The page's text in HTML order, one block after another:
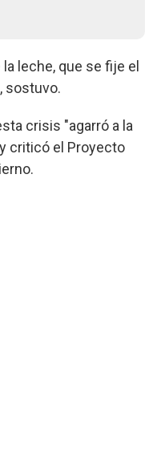
leche, que se fije el
sostuvo.
crisis "agarró a la
criticó el Proyecto